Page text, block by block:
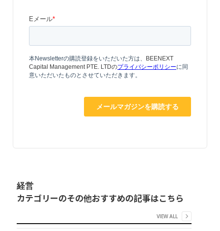
経営
カテゴリーのその他おすすめの記事はこちら
VIEW ALL